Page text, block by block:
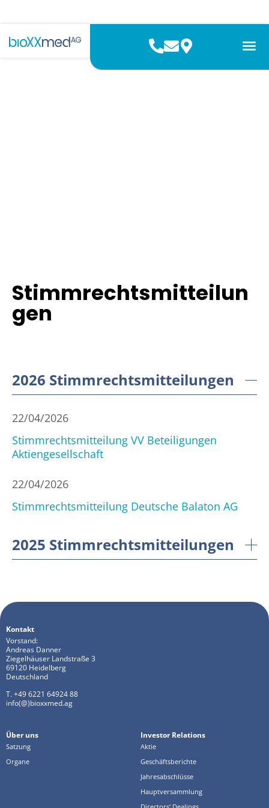
Stimmrechtsmitteilun
gen
2026 Stimmrechtsmitteilungen
22/04/2026
Stimmrechtsmitteilung VV Beteiligungen
Aktiengesellschaft
22/04/2026
Stimmrechtsmitteilung Deutsche Balaton AG
2025 Stimmrechtsmitteilungen
Kontakt
Vorstand:
Andreas Danner
Ziegelhäuser Landstraße 3
69120 Heidelberg
Deutschland
T. +49 6221 64924 88
info(@)bioxxmed.ag
Über uns
Satzung
Organe
Investor Relations
Aktie
Geschäftsberichte
Jahresabschlüsse
Hauptversammlung